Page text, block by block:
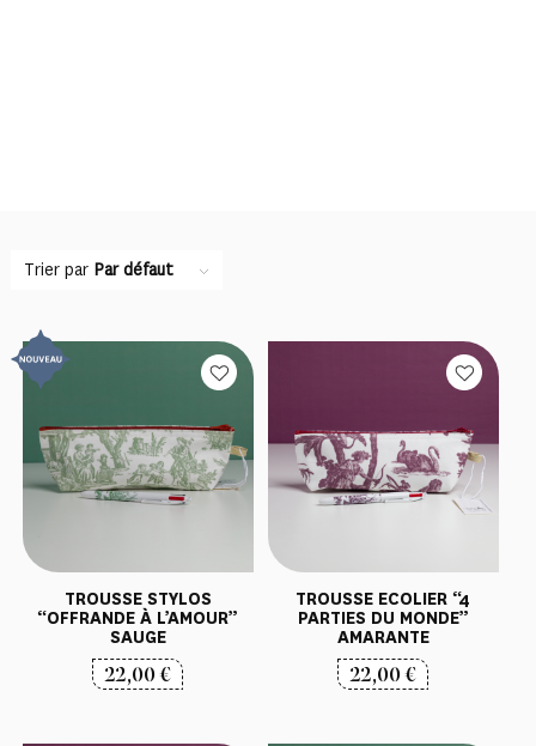
Trier par Par défaut
TROUSSE STYLOS
“OFFRANDE À L’AMOUR”
SAUGE
22,00€
TROUSSE ECOLIER “4
PARTIES DU MONDE”
AMARANTE
22,00€